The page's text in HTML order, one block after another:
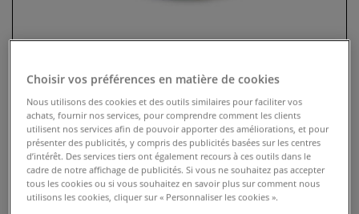
Crème à dorer Charvin
0 Commentaires
Crème à dorer Charvin : pâte métallisée facile à appliquer,
Choisir vos préférences en matière de cookies
Nous utilisons des cookies et des outils similaires pour faciliter vos
achats, fournir nos services, pour comprendre comment les clients
utilisent nos services afin de pouvoir apporter des améliorations, et pour
présenter des publicités, y compris des publicités basées sur les centres
d’intérêt. Des services tiers ont également recours à ces outils dans le
cadre de notre affichage de publicités. Si vous ne souhaitez pas accepter
tous les cookies ou si vous souhaitez en savoir plus sur comment nous
utilisons les cookies, cliquer sur « Personnaliser les cookies ».